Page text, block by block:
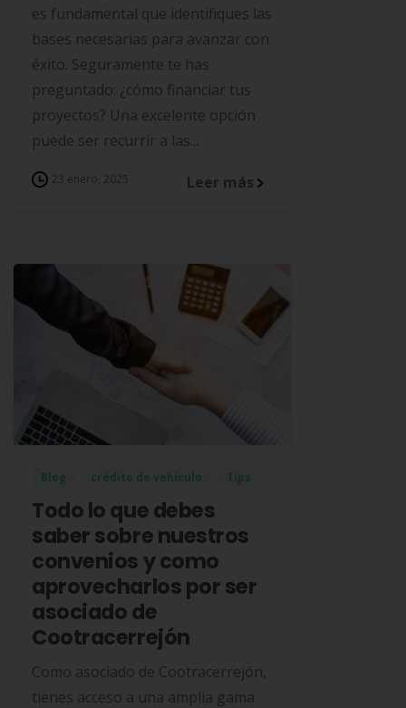
es fundamental que identifiques las
bases necesarias para avanzar con
éxito. Seguramente te has
preguntado: ¿cómo financiar tus
proyectos? Una excelente opción
puede ser recurrir a las...
23 enero, 2025 Leer más
Blog crédito de vehículo Tips
Todo lo que debes
saber sobre nuestros
convenios y como
aprovecharlos por ser
asociado de
Cootracerrejón
Como asociado de Cootracerrejón,
tienes acceso a una amplia gama